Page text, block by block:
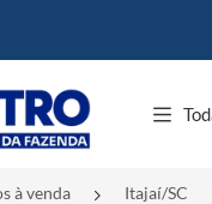
à venda Itajaí/SC